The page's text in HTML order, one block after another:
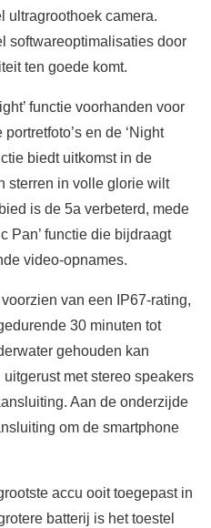
ultragroothoek camera.
softwareoptimalisaties door
ten goede komt.
functie voorhanden voor
en de ‘Night
biedt uitkomst in de
sterren in volle glorie wilt
is de 5a verbeterd, mede
Pan’ functie die bijdraagt
video-opnames.
van een IP67-rating,
30 minuten tot
gehouden kan
met stereo speakers
Aan de onderzijde
om de smartphone
accu ooit toegepast in
batterij is het toestel